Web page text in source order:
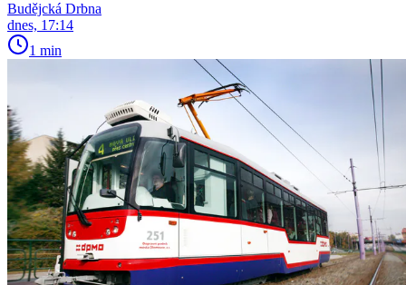
Budějcká Drbna
dnes, 17:14
1 min